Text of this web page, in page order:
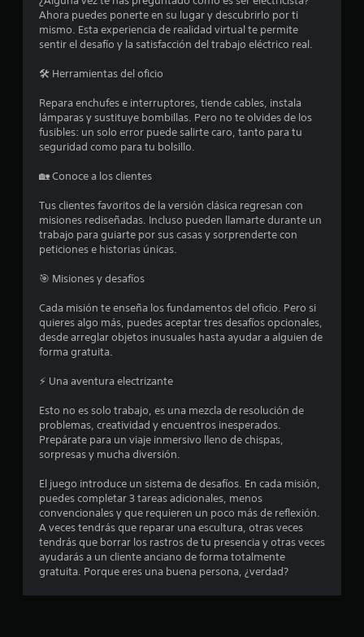
r
e
l
a
n
6
c
l
i
c
Ahora puedes ponerte en su lugar y descubrirlo por ti
mismo. Esta experiencia de realidad virtual te permite
sentir el desafío y la satisfacción del trabajo eléctrico real.
🛠️ Herramientas del oficio
Repara enchufes e interruptores, tiende cables, instala
lámparas y sustituye bombillas. Pero no te olvides de los
fusibles: un solo error puede salirte caro, tanto para tu
seguridad como para tu bolsillo.
🏡 Conoce a los clientes
Tus clientes favoritos de la versión clásica regresan con
misiones rediseñadas. Incluso pueden llamarte durante un
trabajo para guiarte por sus casas y sorprenderte con
peticiones e historias únicas.
🎯 Misiones y desafíos
Cada misión te enseña los fundamentos del oficio. Pero si
quieres algo más, puedes aceptar tres desafíos opcionales,
desde arreglar objetos inusuales hasta ayudar a alguien de
forma gratuita.
⚡ Una aventura electrizante
Esto no es solo trabajo, es una mezcla de resolución de
problemas, creatividad y encuentros inesperados.
Prepárate para un viaje inmersivo lleno de chispas,
sorpresas y mucha diversión.
El juego introduce un sistema de desafíos. En cada misión,
puedes completar 3 tareas adicionales, menos
convencionales y que requieren un poco más de reflexión.
A veces tendrás que reparar una escultura, otras veces
tendrás que borrar los rastros de tu presencia y otras veces
ayudarás a un cliente anciano de forma totalmente
gratuita. Porque eres una buena persona, ¿verdad?